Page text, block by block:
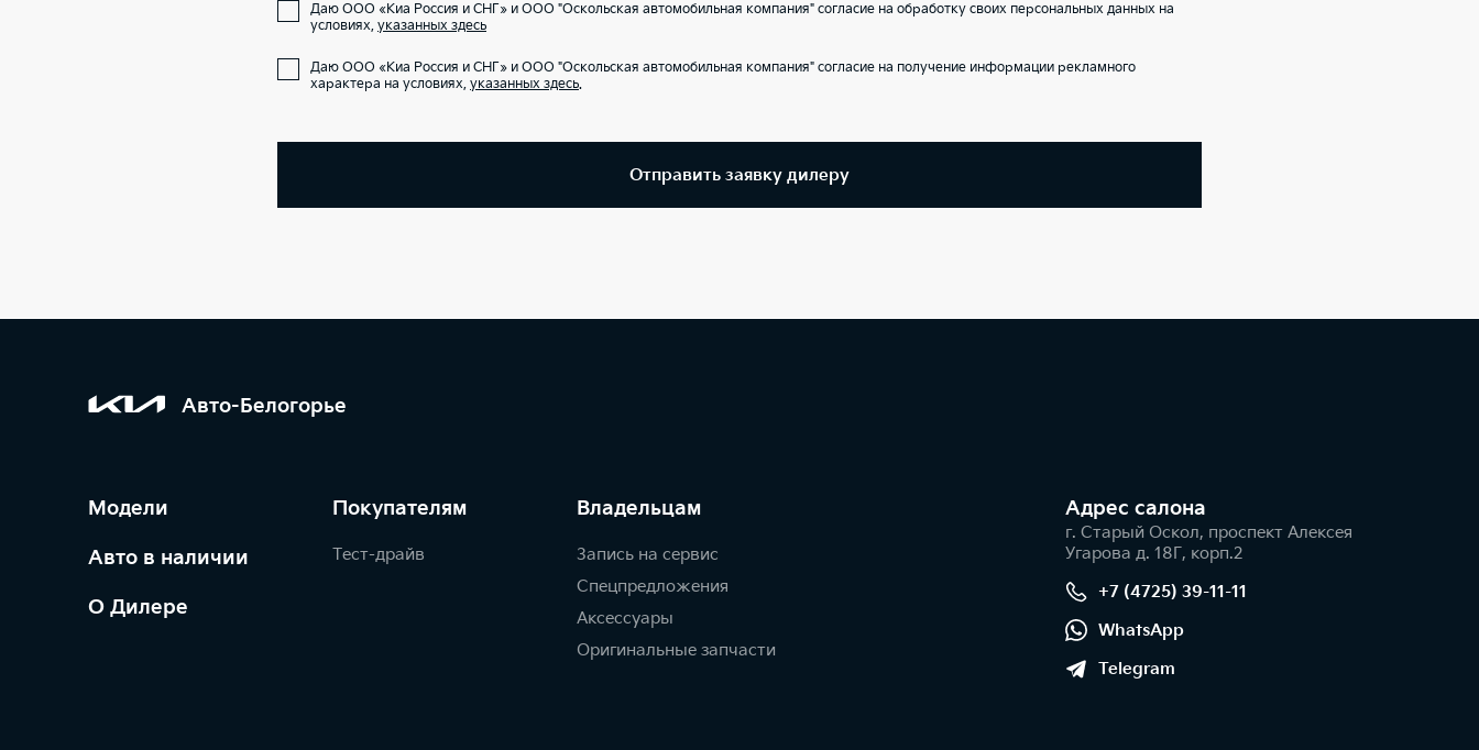
Даю ООО «Киа Россия и СНГ» и ООО "Оскольская автомобильная компания" согласие на обработку своих персональных данных на
условиях, указанных здесь
Даю ООО «Киа Россия и СНГ» и ООО "Оскольская автомобильная компания" согласие на получение информации рекламного
характера на условиях, указанных здесь.
Отправить заявку дилеру
Авто-Белогорье
Модели
Авто в наличии
О Дилере
Покупателям
Тест-драйв
Владельцам
Запись на сервис
Спецпредложения
Аксессуары
Оригинальные запчасти
Адрес салонa
г. Старый Оскол, проспект Алексея
Угарова д. 18Г, корп.2
+7 (4725) 39-11-11
WhatsApp
Telegram